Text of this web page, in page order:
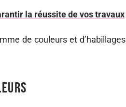
la réussite de vos travaux
de couleurs et d’habillages